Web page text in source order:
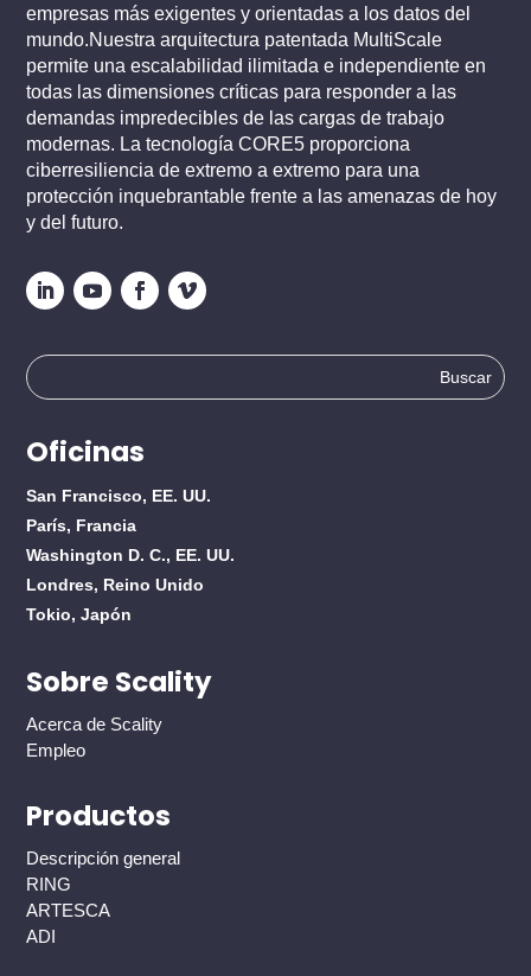
empresas más exigentes y orientadas a los datos del
mundo.Nuestra arquitectura patentada MultiScale
permite una escalabilidad ilimitada e independiente en
todas las dimensiones críticas para responder a las
demandas impredecibles de las cargas de trabajo
modernas. La tecnología CORE5 proporciona
ciberresiliencia de extremo a extremo para una
protección inquebrantable frente a las amenazas de hoy
y del futuro.
Buscar:
Oficinas
San Francisco, EE. UU.
París, Francia
Washington D. C., EE. UU.
Londres, Reino Unido
Tokio, Japón
Sobre Scality
Acerca de Scality
Empleo
Productos
Descripción general
RING
ARTESCA
ADI